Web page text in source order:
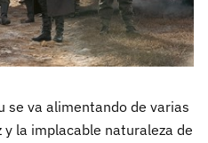
se va alimentando de varias
la implacable naturaleza de